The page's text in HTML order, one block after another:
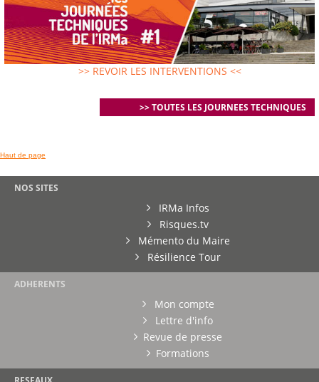
>> REVOIR LES INTERVENTIONS <<
>> TOUTES LES JOURNEES TECHNIQUES
Haut de page
NOS SITES
IRMa Infos
Risques.tv
Mémento du Maire
Résilience Tour
ADHERENTS
Mon compte
Lettre d'info
Revue de presse
Formations